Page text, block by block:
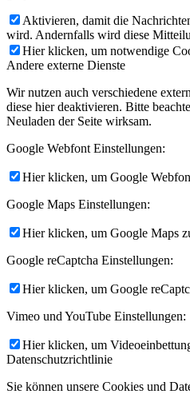
Aktivieren, damit die
wird. Andernfalls wird diese
Hier klicken, um notwendige
Andere externe Dienste
Wir nutzen auch verschiedene
diese hier deaktivieren. Bitte
Neuladen der Seite wirksam.
Google Webfont Einstellungen:
Hier klicken, um Google
Google Maps Einstellungen:
Hier klicken, um Google Maps
Google reCaptcha Einstellungen:
Hier klicken, um Google
Vimeo und YouTube Einstellungen:
Hier klicken, um
Datenschutzrichtlinie
Sie können unsere Cookies und